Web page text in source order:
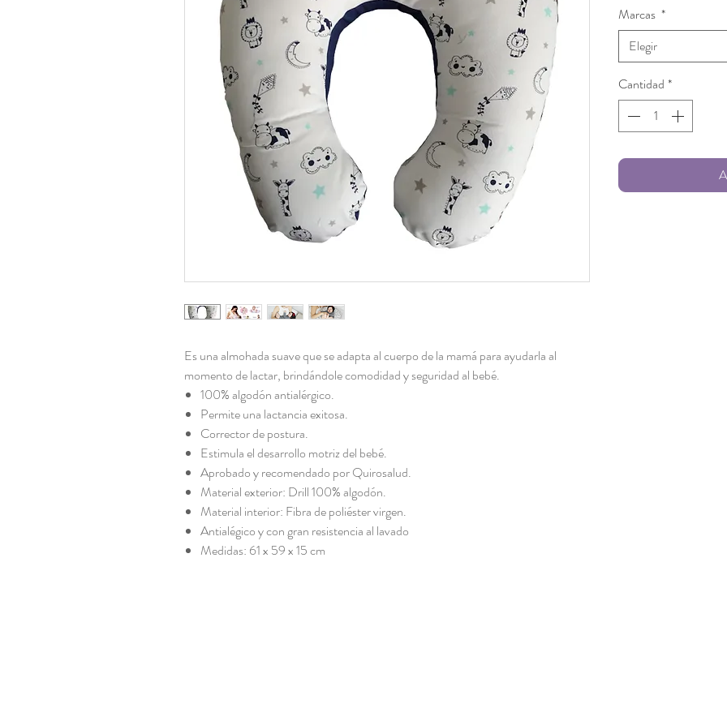
Es una almohada suave que se adapta al cuerpo de la mamá para ayudarla al
momento de lactar, brindándole comodidad y seguridad al bebé.
100% algodón antialérgico.
Permite una lactancia exitosa.
Corrector de postura.
Estimula el desarrollo motriz del bebé.
Aprobado y recomendado por Quirosalud.
Material exterior: Drill 100% algodón.
Material interior: Fibra de poliéster virgen.
Antialégico y con gran resistencia al lavado
Medidas: 61 x 59 x 15 cm
Marcas *
Elegir
Cantidad *